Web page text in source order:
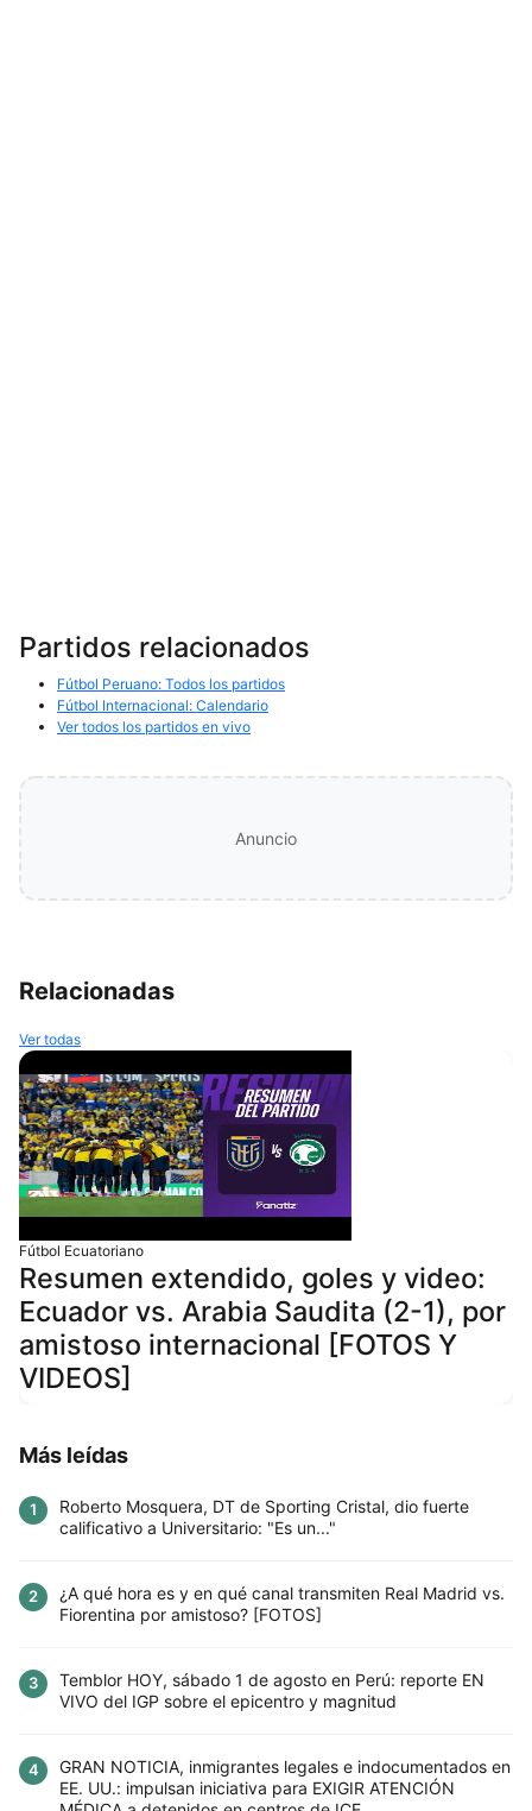
Partidos relacionados
Fútbol Peruano: Todos los partidos
Fútbol Internacional: Calendario
Ver todos los partidos en vivo
Anuncio
Relacionadas
Ver todas
Fútbol Ecuatoriano
Resumen extendido, goles y video:
Ecuador vs. Arabia Saudita (2-1), por
amistoso internacional [FOTOS Y
VIDEOS]
Más leídas
1
Roberto Mosquera, DT de Sporting Cristal, dio fuerte
calificativo a Universitario: "Es un..."
2
¿A qué hora es y en qué canal transmiten Real Madrid vs.
Fiorentina por amistoso? [FOTOS]
3
Temblor HOY, sábado 1 de agosto en Perú: reporte EN
VIVO del IGP sobre el epicentro y magnitud
4
GRAN NOTICIA, inmigrantes legales e indocumentados en
EE. UU.: impulsan iniciativa para EXIGIR ATENCIÓN